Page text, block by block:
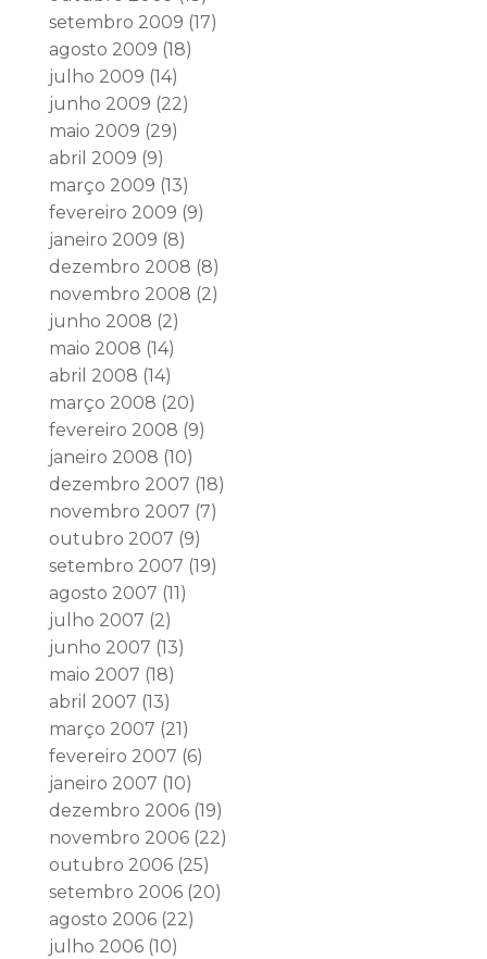
setembro 2009 (17)
agosto 2009 (18)
julho 2009 (14)
junho 2009 (22)
maio 2009 (29)
abril 2009 (9)
março 2009 (13)
fevereiro 2009 (9)
janeiro 2009 (8)
dezembro 2008 (8)
novembro 2008 (2)
junho 2008 (2)
maio 2008 (14)
abril 2008 (14)
março 2008 (20)
fevereiro 2008 (9)
janeiro 2008 (10)
dezembro 2007 (18)
novembro 2007 (7)
outubro 2007 (9)
setembro 2007 (19)
agosto 2007 (11)
julho 2007 (2)
junho 2007 (13)
maio 2007 (18)
abril 2007 (13)
março 2007 (21)
fevereiro 2007 (6)
janeiro 2007 (10)
dezembro 2006(19)
novembro 2006(22)
outubro 2006(25)
setembro 2006(20)
agosto 2006(22)
julho 2006(10)